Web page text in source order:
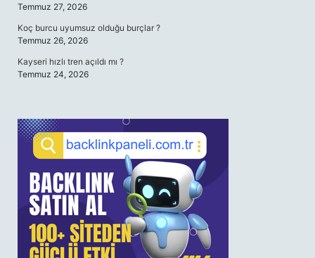
Temmuz 27, 2026
Koç burcu uyumsuz olduğu burçlar ?
Temmuz 26, 2026
Kayseri hızlı tren açıldı mı ?
Temmuz 24, 2026